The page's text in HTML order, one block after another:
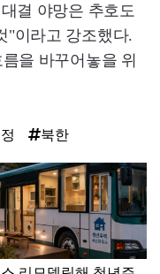
결 야망은 추호도
"이라고 강조했다.
을 바꾸어놓을 위
북한